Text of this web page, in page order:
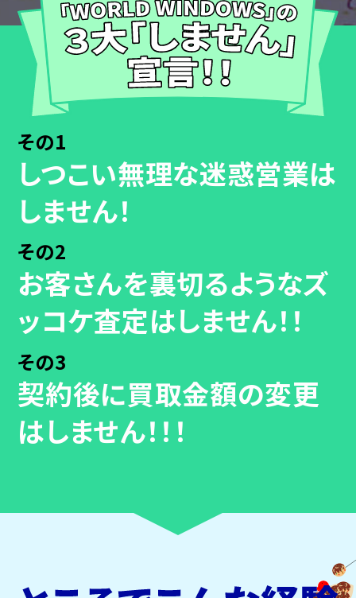
その1
しつこい無理な迷惑営業は
しません！
その2
お客さんを裏切るようなズ
ッコケ査定はしません！！
その3
契約後に買取金額の変更
はしません！！！